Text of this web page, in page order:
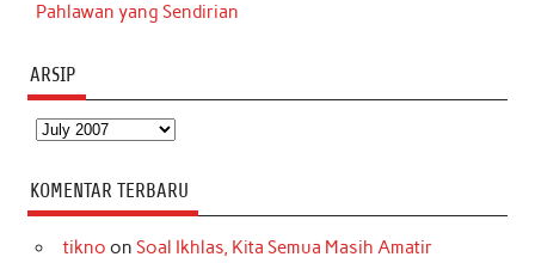
Pahlawan yang Sendirian
ARSIP
Arsip
KOMENTAR TERBARU
tikno on Soal Ikhlas, Kita Semua Masih Amatir